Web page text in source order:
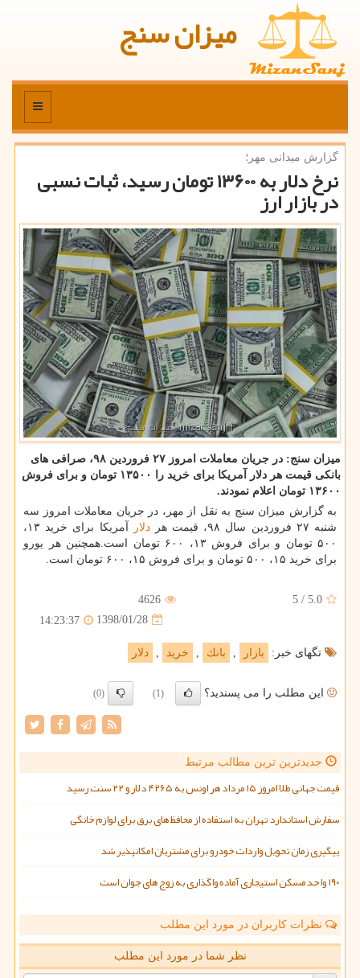
میزان سنج
منو
گزارش میدانی مهر؛
نرخ دلار به ۱۳۶۰۰ تومان رسید، ثبات نسبی
در بازار ارز
میزان سنج: در جریان معاملات امروز ۲۷ فروردین ۹۸، صرافی های
بانكی قیمت هر دلار آمریكا برای خرید را ۱۳۵۰۰ تومان و برای فروش
۱۳۶۰۰ تومان اعلام نمودند.
به گزارش میزان سنج به نقل از مهر، در جریان معاملات امروز سه
شنبه ۲۷ فروردین سال ۹۸، قیمت هر
دلار
آمریكا برای خرید ۱۳،
۵۰۰ تومان و برای فروش ۱۳، ۶۰۰ تومان است.همچنین هر یورو
برای خرید ۱۵، ۵۰۰ تومان و برای فروش ۱۵، ۶۰۰ تومان است.
5.0
/
5
4626
1398/01/28
14:23:37
تگهای خبر: بازار بانك خرید دلار
این مطلب را می پسندید؟ (1)
(0)
جدیدترین ترین مطالب مرتبط
قیمت جهانی طلا امروز ۱۵ مرداد هر اونس به ۴۲۶۵ دلار و ۲۲ سنت رسید
سفارش استاندارد تهران به استفاده از محافظ های برق برای لوازم خانگی
پیگیری زمان تحویل واردات خودرو برای مشتریان امکانپذیر شد
۱۹۰ واحد مسکن استیجاری آماده واگذاری به زوج های جوان است
نظرات کاربران در مورد این مطلب
نظر شما در مورد این مطلب